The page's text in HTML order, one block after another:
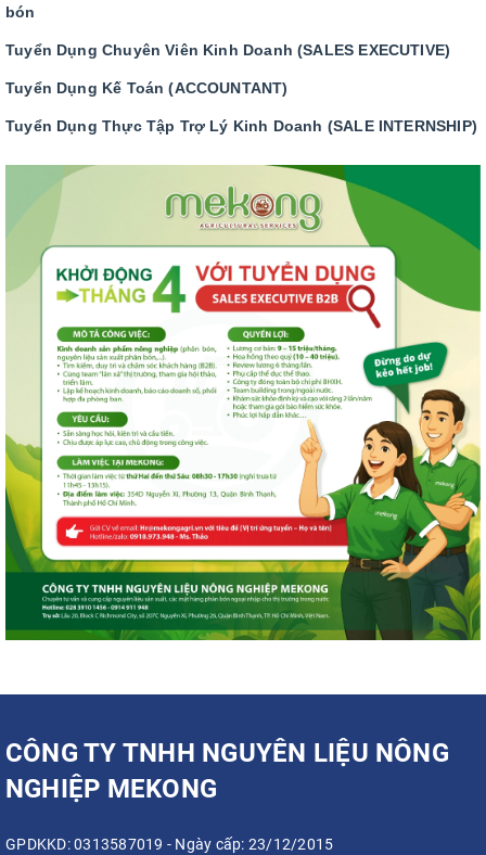
bón
Tuyển Dụng Chuyên Viên Kinh Doanh (SALES EXECUTIVE)
Tuyển Dụng Kế Toán (ACCOUNTANT)
Tuyển Dụng Thực Tập Trợ Lý Kinh Doanh (SALE INTERNSHIP)
CÔNG TY TNHH NGUYÊN LIỆU NÔNG
NGHIỆP MEKONG
GPDKKD: 0313587019 - Ngày cấp: 23/12/2015